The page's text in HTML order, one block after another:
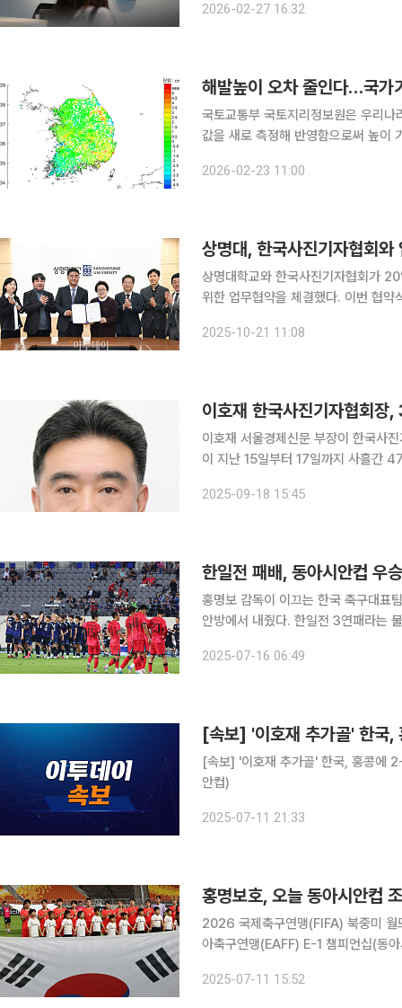
내건 결정이다. 이로써 구글이 2007
2026-02-27 16:32
해발높이 오차 줄인다…국
국토교통부 국토지리정보원은 우리
값을 새로 측정해 반영함으로써 높이 기준을
대된다. 국가기준점(수준점·통합
2026-02-23 11:00
상명대, 한국사진기자협회
상명대학교와 한국사진기자협회가
위한 업무협약을 체결했다. 이번 협약식에는 한국사진기자협회 이호재 회장, 서재훈 수석부회장, 홍
리했다. 양 기관은 이번 협약을
2025-10-21 11:08
이호재 한국사진기자협회장,
이호재 서울경제신문 부장이 한국사진기자협회장 3
이 지난 15일부터 17일까지 사흘간
이 회장은 "회원들이 제게 주신 소중
2025-09-18 15:45
한일전 패배, 동아시안컵 우
홍명보 감독이 이끄는 한국 축구대표
안방에서 내줬다. 한일전 3연패라는 불명예 기록도 함께였
서 일본에 0-1로 패했다. 전반 8분 저
2025-07-16 06:49
[속보] '이호재 추가골' 한국, 홍콩에
안컵)
2025-07-11 21:33
홍명보호, 오늘 동아시안컵
2026 국제축구연맹(FIFA) 북중미 월
아축구연맹(EAFF) E-1 챔피언십(동
콩과 맞붙는다. 중계채널은 TV조선으
2025-07-11 15:52